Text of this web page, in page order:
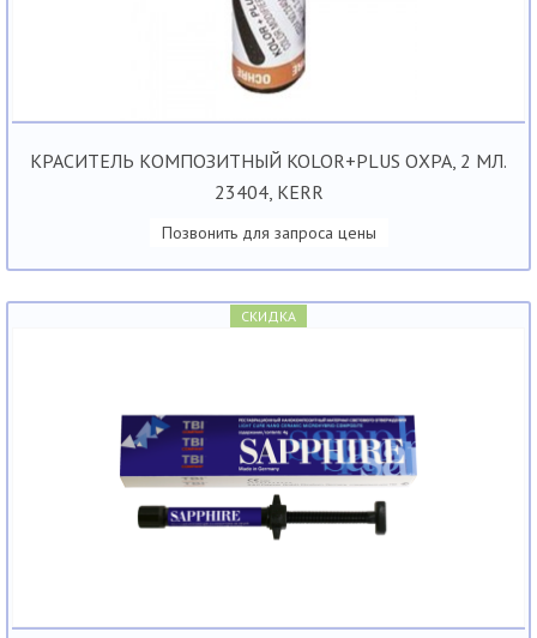
КРАСИТЕЛЬ КОМПОЗИТНЫЙ KOLOR+PLUS ОХРА, 2 МЛ.
23404, KERR
Позвонить для запроса цены
СКИДКА